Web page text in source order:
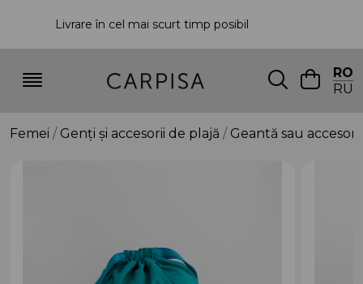
Livrare în cel mai scurt timp posibil
RO
RU
Femei Genți și accesorii de plajă Geantă sau